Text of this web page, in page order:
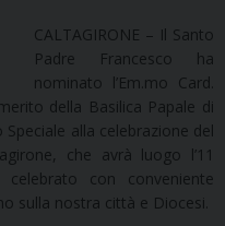
CALTAGIRONE – Il Santo
Padre Francesco ha
nominato l’Em.mo Card.
della Basilica Papale di
alla celebrazione del
che avrà luogo l’11
con conveniente
sulla nostra città e Diocesi.